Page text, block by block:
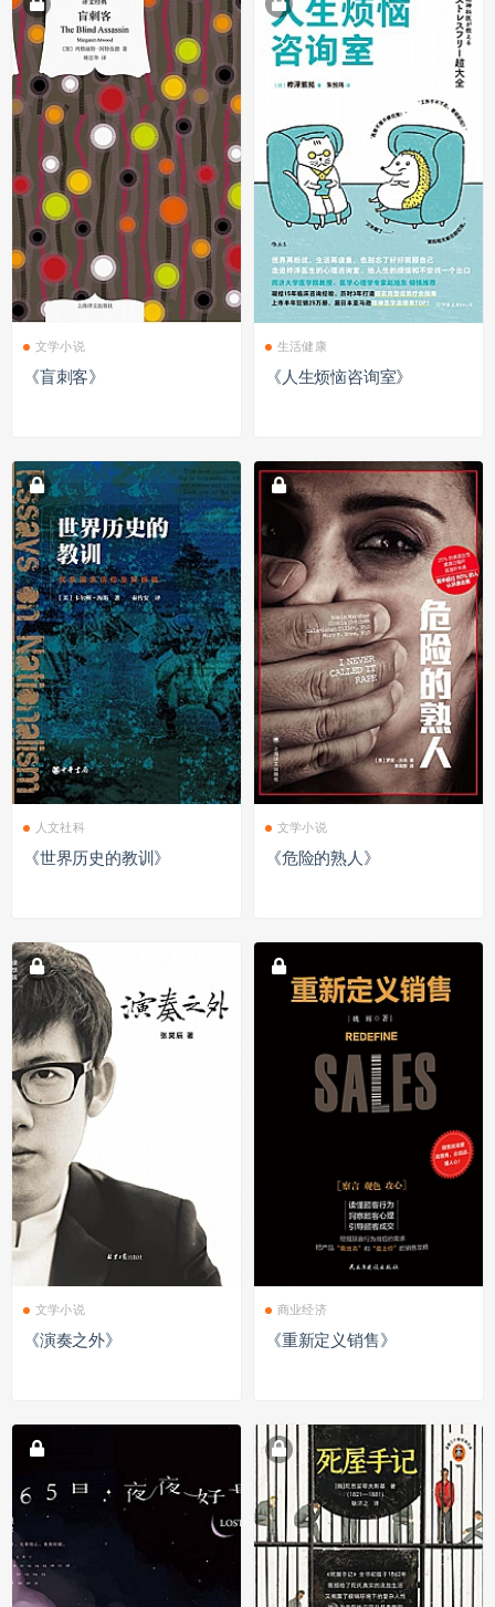
文学小说
《盲刺客》
生活健康
《人生烦恼咨询室》
人文社科
《世界历史的教训》
文学小说
《危险的熟人》
文学小说
《演奏之外》
商业经济
《重新定义销售》